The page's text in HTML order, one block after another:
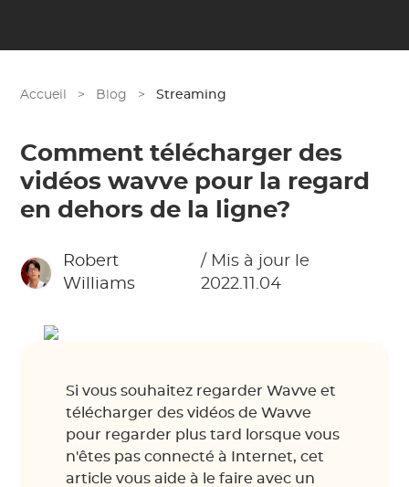
Accueil > Blog > Streaming
Comment télécharger des
vidéos wavve pour la regard
en dehors de la ligne?
Robert
Williams
/ Mis à jour le
2022.11.04
Si vous souhaitez regarder Wavve et
télécharger des vidéos de Wavve
pour regarder plus tard lorsque vous
n'êtes pas connecté à Internet, cet
article vous aide à le faire avec un